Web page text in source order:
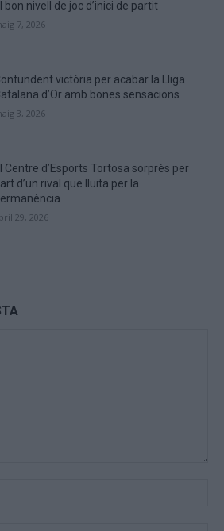
bon nivell de joc d’inici de partit
7, 2026
victòria per acabar la Lliga
d’Or amb bones sensacions
3, 2026
Centre d’Esports Tortosa sorprès per
d’un rival que lluita per la
29, 2026